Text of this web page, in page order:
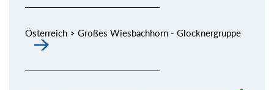
Österreich > Großes Wiesbachhorn - Glocknergruppe